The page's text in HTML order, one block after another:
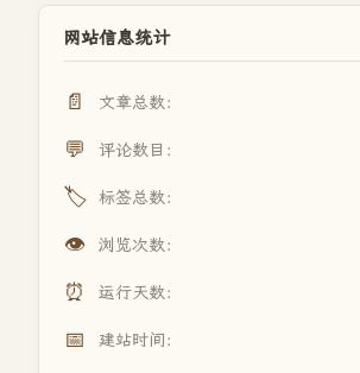
网站信息统计
📄 文章总数：
💬 评论数目：
🏷️ 标签总数：
👁️ 浏览次数：
⏰ 运行天数：
📅 建站时间：